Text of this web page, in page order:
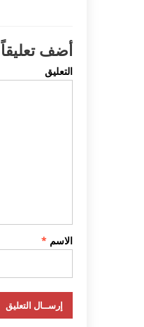
أضف تعليقاً
التعليق
الاسم *